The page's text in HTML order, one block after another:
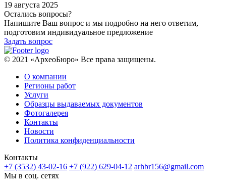
19 августа 2025
Остались вопросы?
Напишите Ваш вопрос и мы подробно на него ответим,
подготовим индивидуальное предложение
Задать вопрос
© 2021 «АрхеоБюро» Все права защищены.
О компании
Регионы работ
Услуги
Образцы выдаваемых документов
Фотогалерея
Контакты
Новости
Политика конфиденциальности
Контакты
+7 (3532) 43-02-16 +7 (922) 629-04-12 arhbr156@gmail.com
Мы в соц. сетях